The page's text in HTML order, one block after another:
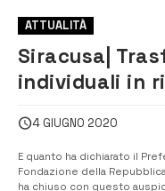
ATTUALITÀ
Siracusa|
individuali in
4 GIUGNO 2020
E quanto ha dichiarato il
Fondazione della
ha chiuso con questo